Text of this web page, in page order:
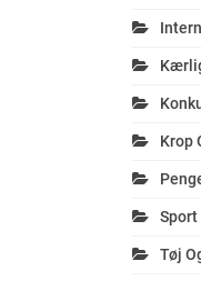
Krop
Sport
Tøj